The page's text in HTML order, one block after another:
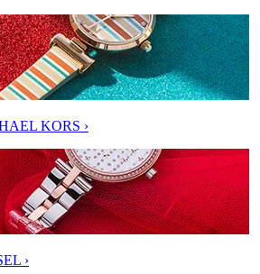
KORS ›
›